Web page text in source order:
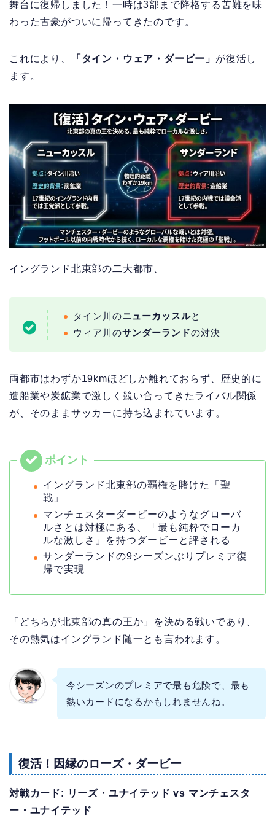
舞台に復帰しました！一時は3部まで降格する苦難を味
わった古豪がついに帰ってきたのです。
これにより、 「タイン・ウェア・ダービー」 が復活し
ます。
イングランド北東部の二大都市、
タイン川のニューカッスルと
ウィア川のサンダーランドの対決
両都市はわずか19kmほどしか離れておらず、歴史的に
造船業や炭鉱業で激しく競い合ってきたライバル関係
が、そのままサッカーに持ち込まれています。
イングランド北東部の覇権を賭けた「聖
戦」
マンチェスターダービーのようなグローバ
ルさとは対極にある、「最も純粋でローカ
ルな激しさ」を持つダービーと評される
サンダーランドの9シーズンぶりプレミア復
帰で実現
「どちらが北東部の真の王か」を決める戦いであり、
その熱気はイングランド随一とも言われます。
今シーズンのプレミアで最も危険で、最も
熱いカードになるかもしれませんね。
復活！因縁のローズ・ダービー
対戦カード: リーズ・ユナイテッド vs マンチェスタ
ー・ユナイテッド